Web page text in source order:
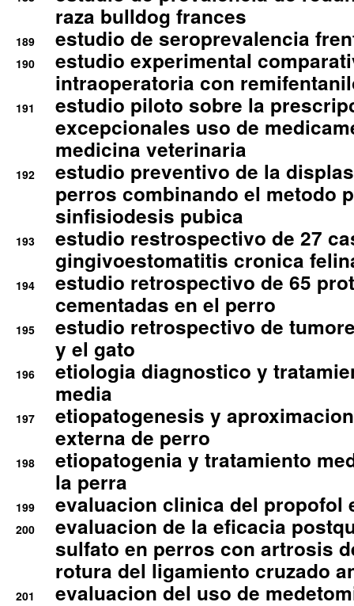
raza bulldog frances
189 estudio de seroprevalencia
190
estudio experimental
intraoperatoria con
191
estudio piloto sobre la
excepcionales uso de
medicina veterinaria
192
estudio preventivo de la
perros combinando el metodo
sinfisiodesis pubica
193
estudio restrospectivo de 27
gingivoestomatitis cronica
194
estudio retrospectivo de 65
cementadas en el perro
195
estudio retrospectivo de
y el gato
196
etiologia diagnostico y
media
197
etiopatogenesis y
externa de perro
198
etiopatogenia y tratamiento
la perra
199 evaluacion clinica del propofol
200
evaluacion de la eficacia
sulfato en perros con artrosis
rotura del ligamiento cruzado
201
evaluacion del uso de